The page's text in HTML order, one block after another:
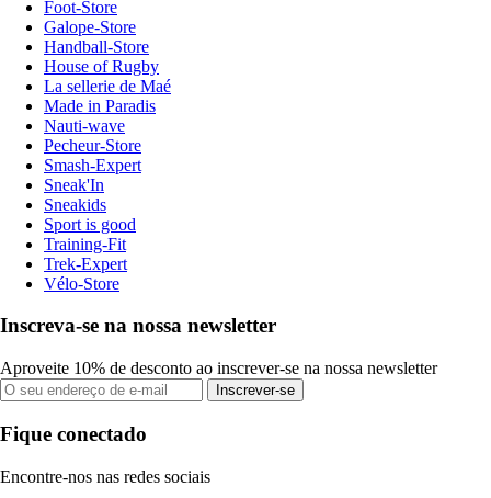
Foot-Store
Galope-Store
Handball-Store
House of Rugby
La sellerie de Maé
Made in Paradis
Nauti-wave
Pecheur-Store
Smash-Expert
Sneak'In
Sneakids
Sport is good
Training-Fit
Trek-Expert
Vélo-Store
Inscreva-se na nossa newsletter
Aproveite 10% de desconto ao inscrever-se na nossa newsletter
Inscrever-se
Fique conectado
Encontre-nos nas redes sociais